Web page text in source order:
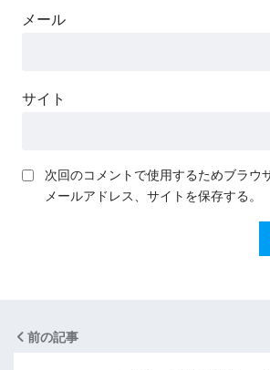
メール
サイト
次回のコメントで使用するためブラウ
メールアドレス、サイトを保存する。
前の記事